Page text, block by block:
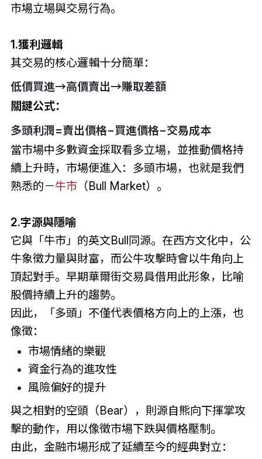
市場立場與交易行為。
1.獲利邏輯
其交易的核心邏輯十分簡單：
低價買進→高價賣出→賺取差額
關鍵公式：
多頭利潤=賣出價格−買進價格−交易成本
當市場中多數資金採取看多立場，並推動價格持
續上升時，市場便進入：多頭市場，也就是我們
熟悉的－牛市（Bull Market）。
2.字源與隱喻
它與「牛市」的英文Bull同源。在西方文化中，公
牛象徵力量與財富，而公牛攻擊時會以牛角向上
頂起對手。早期華爾街交易員借用此形象，比喻
股價持續上升的趨勢。
因此，「多頭」不僅代表價格方向上的上漲，也
像徵：
市場情緒的樂觀
資金行為的進攻性
風險偏好的提升
與之相對的空頭（Bear），則源自熊向下揮掌攻
擊的動作，用以像徵市場下跌與價格壓制。
由此，金融市場形成了延續至今的經典對立：